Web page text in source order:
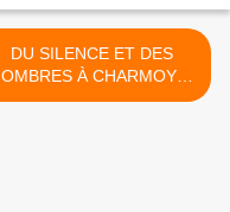
DU SILENCE ET DES
OMBRES À CHARMOY-
CITY - du 19 MAI 2016